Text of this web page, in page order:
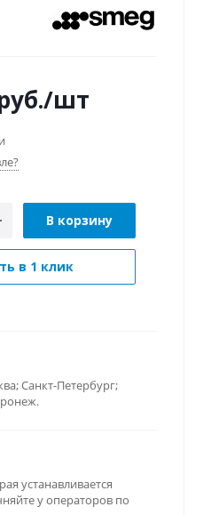
/шт
В корзину
в 1 клик
Санкт-Петербург;
устанавливается
у операторов по